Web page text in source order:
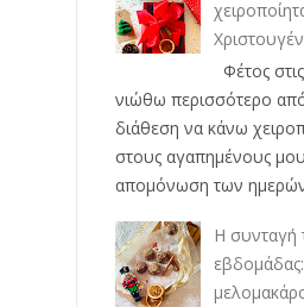
Φέτος
νιώθω περισσότερο
διάθεση να κάνω
στους αγαπημένους
απομόνωση των
Η συνταγή